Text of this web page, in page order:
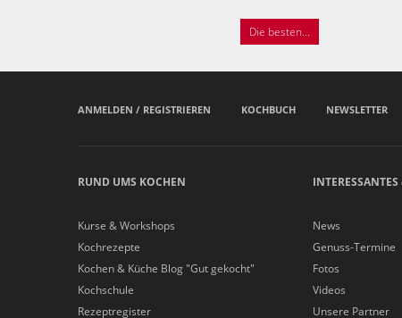
Die besten...
ANMELDEN / REGISTRIEREN KOCHBUCH NEWSLETTER
RUND UMS KOCHEN
Kurse & Workshops
Kochrezepte
Kochen & Küche Blog "Gut gekocht"
Kochschule
Rezeptregister
News
Genuss-Termine
Fotos
Videos
Unsere Partner